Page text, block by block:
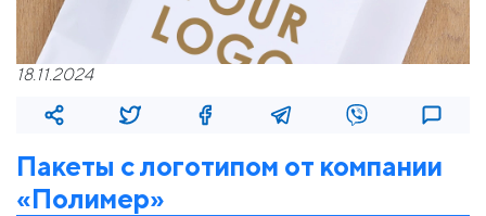
18.11.2024
Пакеты с логотипом от компании
«Полимер»